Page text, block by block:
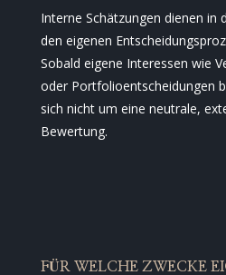
Interne Schätzungen dienen in
den eigenen
Sobald eigene Interessen wie
oder Portfolioentscheidungen
sich nicht um eine neutrale,
Bewertung.
FÜR WELCHE ZWECKE